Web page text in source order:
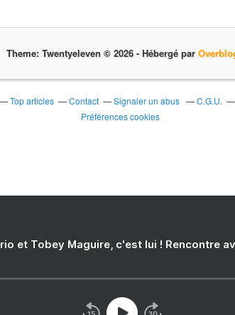
Theme: Twentyeleven © 2026 - Hébergé par
Top articles Contact Signaler un abus C.G.U.
Préférences cookies
et Tobey Maguire, c'est lui ! Rencontre